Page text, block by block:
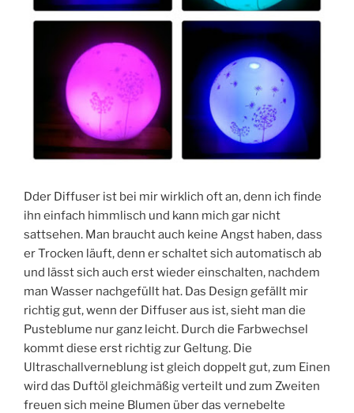
Dder Diffuser ist bei mir wirklich oft an, denn ich finde
ihn einfach himmlisch und kann mich gar nicht
sattsehen. Man braucht auch keine Angst haben, dass
er Trocken läuft, denn er schaltet sich automatisch ab
und lässt sich auch erst wieder einschalten, nachdem
man Wasser nachgefüllt hat. Das Design gefällt mir
richtig gut, wenn der Diffuser aus ist, sieht man die
Pusteblume nur ganz leicht. Durch die Farbwechsel
kommt diese erst richtig zur Geltung. Die
Ultraschallverneblung ist gleich doppelt gut, zum Einen
wird das Duftöl gleichmäßig verteilt und zum Zweiten
freuen sich meine Blumen über das vernebelte